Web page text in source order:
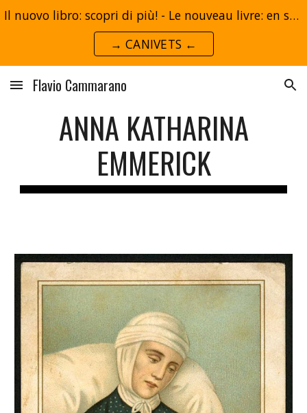
Skip to main content
Il nuovo libro: scopri di più! - Le nouveau livre: en savoir plus!
→ CANIVETS ←
Flavio Cammarano
ANNA KATHARINA
EMMERICK